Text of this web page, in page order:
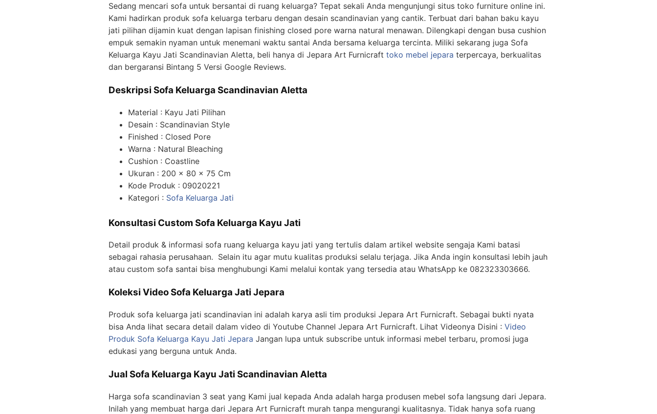
Sedang mencari sofa untuk bersantai di ruang keluarga? Tepat sekali Anda mengunjungi situs toko furniture online ini.
Kami hadirkan produk sofa keluarga terbaru dengan desain scandinavian yang cantik. Terbuat dari bahan baku kayu
jati pilihan dijamin kuat dengan lapisan finishing closed pore warna natural menawan. Dilengkapi dengan busa cushion
empuk semakin nyaman untuk menemani waktu santai Anda bersama keluarga tercinta. Miliki sekarang juga Sofa
Keluarga Kayu Jati Scandinavian Aletta, beli hanya di Jepara Art Furnicraft toko mebel jepara terpercaya, berkualitas
dan bergaransi Bintang 5 Versi Google Reviews.
Deskripsi Sofa Keluarga Scandinavian Aletta
Material : Kayu Jati Pilihan
Desain : Scandinavian Style
Finished : Closed Pore
Warna : Natural Bleaching
Cushion : Coastline
Ukuran : 200 x 80 x 75 Cm
Kode Produk : 09020221
Kategori : Sofa Keluarga Jati
Konsultasi Custom Sofa Keluarga Kayu Jati
Detail produk & informasi sofa ruang keluarga kayu jati yang tertulis dalam artikel website sengaja Kami batasi
sebagai rahasia perusahaan. Selain itu agar mutu kualitas produksi selalu terjaga. Jika Anda ingin konsultasi lebih jauh
atau custom sofa santai bisa menghubungi Kami melalui kontak yang tersedia atau WhatsApp ke 082323303666.
Koleksi Video Sofa Keluarga Jati Jepara
Produk sofa keluarga jati scandinavian ini adalah karya asli tim produksi Jepara Art Furnicraft. Sebagai bukti nyata
bisa Anda lihat secara detail dalam video di Youtube Channel Jepara Art Furnicraft. Lihat Videonya Disini : Video
Produk Sofa Keluarga Kayu Jati Jepara Jangan lupa untuk subscribe untuk informasi mebel terbaru, promosi juga
edukasi yang berguna untuk Anda.
Jual Sofa Keluarga Kayu Jati Scandinavian Aletta
Harga sofa scandinavian 3 seat yang Kami jual kepada Anda adalah harga produsen mebel sofa langsung dari Jepara.
Inilah yang membuat harga dari Jepara Art Furnicraft murah tanpa mengurangi kualitasnya. Tidak hanya sofa ruang